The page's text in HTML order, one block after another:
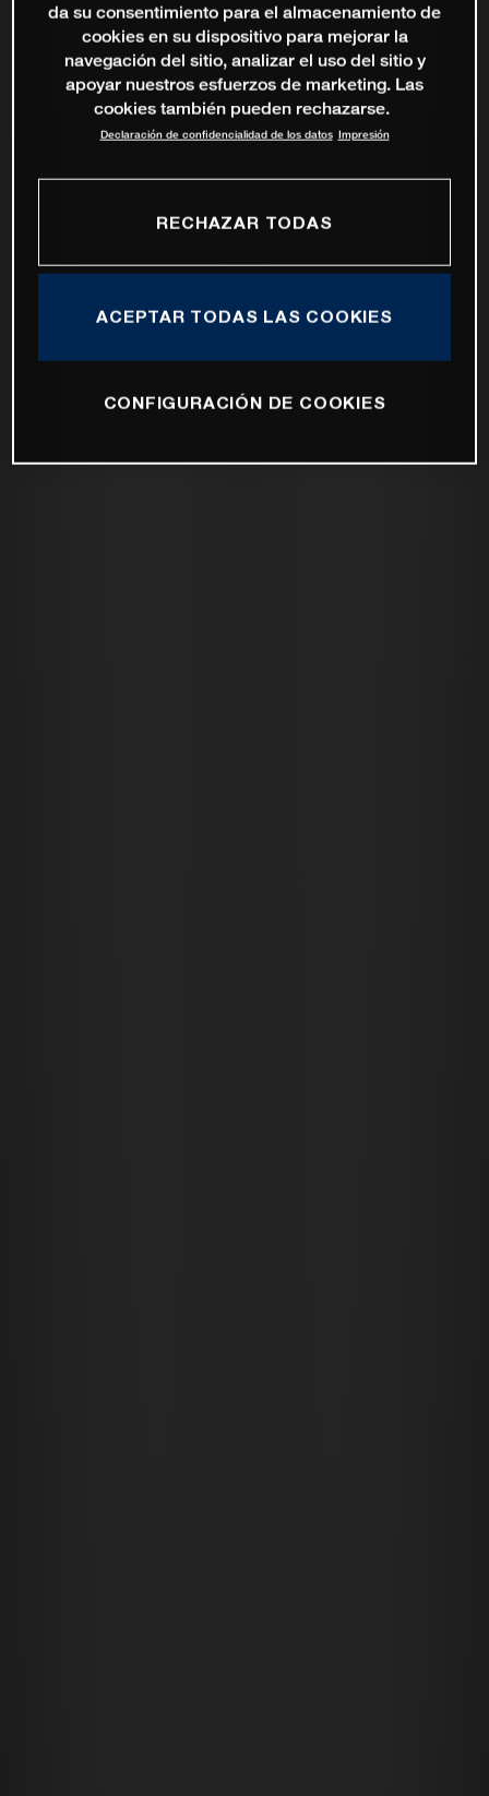
da su consentimiento para el almacenamiento de
cookies en su dispositivo para mejorar la
navegación del sitio, analizar el uso del sitio y
apoyar nuestros esfuerzos de marketing. Las
cookies también pueden rechazarse.
Declaración de confidencialidad de los datos Impresión
RECHAZAR TODAS
ACEPTAR TODAS LAS COOKIES
CONFIGURACIÓN DE COOKIES